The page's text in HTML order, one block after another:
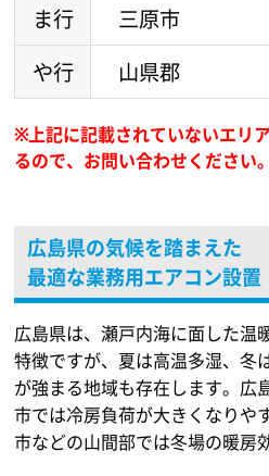
ま行
三原市
や行
山県郡
※上記に記載されていないエリ
るので、 お問い合わせください。
広島県の気候を踏まえた
最適な業務用エアコン設置
広島県は、瀬戸内海に面した温
特徴ですが、夏は高温多湿、冬
が強まる地域も存在します。広
市では冷房負荷が大きくなりや
市などの山間部では冬場の暖房